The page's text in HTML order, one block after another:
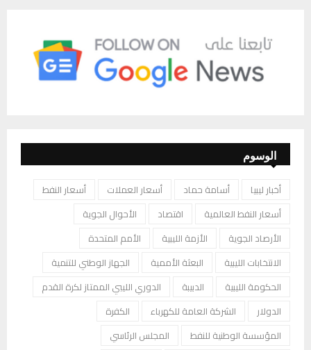
الوسوم
أخبار ليبيا أسامة حماد أسعار العملات
أسعار النفط
أسعار النفط العالمية
اقتصاد
الأحوال الجوية
الأرصاد الجوية
الأزمة الليبية
الأمم المتحدة
الانتخابات الليبية
البعثة الأممية
الجهاز الوطني للتنمية
الحكومة الليبية
الدبيبة
الدوري الليبي الممتاز لكرة القدم
الدولار
الشركة العامة للكهرباء
الكفرة
المؤسسة الوطنية للنفط
المجلس الرئاسي